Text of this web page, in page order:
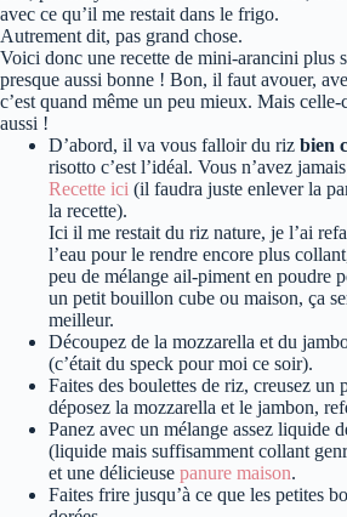
avec ce qu’il me restait dans le frigo.
Autrement dit, pas grand chose.
Voici donc une recette de mini-arancini plus
presque aussi bonne ! Bon, il faut avouer,
c’est quand même un peu mieux. Mais celle-
aussi !
D’abord, il va vous falloir du riz bien
risotto c’est l’idéal. Vous n’avez
Recette ici (il faudra juste enlever la
la recette).
Ici il me restait du riz nature, je l’ai
l’eau pour le rendre encore plus
peu de mélange ail-piment en poudre
un petit bouillon cube ou maison, ça
meilleur.
Découpez de la mozzarella et du
(c’était du speck pour moi ce soir).
Faites des boulettes de riz, creusez un
déposez la mozzarella et le jambon,
Panez avec un mélange assez liquide
(liquide mais suffisamment collant
et une délicieuse panure maison.
Faites frire jusqu’à ce que les petites